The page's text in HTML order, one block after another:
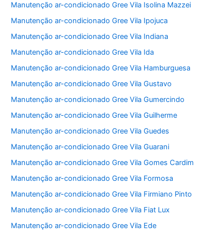
Manutenção ar-condicionado Gree Vila Isolina Mazzei
Manutenção ar-condicionado Gree Vila Ipojuca
Manutenção ar-condicionado Gree Vila Indiana
Manutenção ar-condicionado Gree Vila Ida
Manutenção ar-condicionado Gree Vila Hamburguesa
Manutenção ar-condicionado Gree Vila Gustavo
Manutenção ar-condicionado Gree Vila Gumercindo
Manutenção ar-condicionado Gree Vila Guilherme
Manutenção ar-condicionado Gree Vila Guedes
Manutenção ar-condicionado Gree Vila Guarani
Manutenção ar-condicionado Gree Vila Gomes Cardim
Manutenção ar-condicionado Gree Vila Formosa
Manutenção ar-condicionado Gree Vila Firmiano Pinto
Manutenção ar-condicionado Gree Vila Fiat Lux
Manutenção ar-condicionado Gree Vila Ede